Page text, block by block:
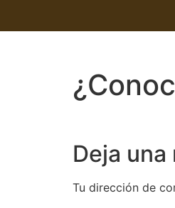
Deja
Tu dirección de